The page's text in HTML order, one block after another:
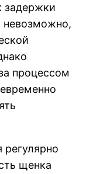
задержки
невозможно,
процессом
щенка